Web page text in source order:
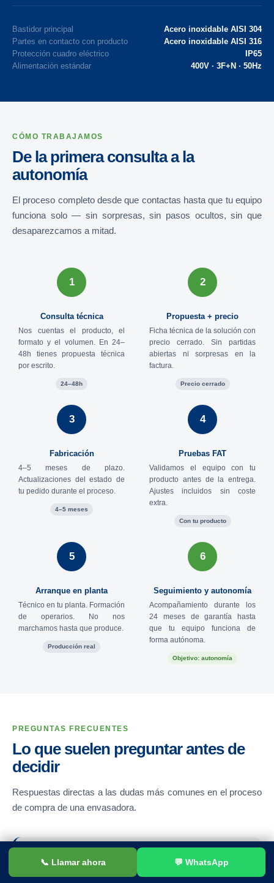
Bastidor principal
Acero inoxidable AISI 304
Partes en contacto con producto
Acero inoxidable AISI 316
Protección cuadro eléctrico
IP65
Alimentación estándar
400V · 3F+N · 50Hz
CÓMO TRABAJAMOS
De la primera consulta a la
autonomía
El proceso completo desde que contactas hasta que tu equipo
funciona solo — sin sorpresas, sin pasos ocultos, sin que
desaparezcamos a mitad.
1
Consulta técnica
Nos cuentas el producto, el
formato y el volumen. En 24–
48h tienes propuesta técnica
por escrito.
24–48h
2
Propuesta + precio
Ficha técnica de la solución con
precio cerrado. Sin partidas
abiertas ni sorpresas en la
factura.
Precio cerrado
3
Fabricación
4–5 meses de plazo.
Actualizaciones del estado de
tu pedido durante el proceso.
4–5 meses
4
Pruebas FAT
Validamos el equipo con tu
producto antes de la entrega.
Ajustes incluidos sin coste
extra.
Con tu producto
5
Arranque en planta
Técnico en tu planta. Formación
de operarios. No nos
marchamos hasta que produce.
Producción real
6
Seguimiento y autonomía
Acompañamiento durante los
24 meses de garantía hasta
que tu equipo funciona de
forma autónoma.
Objetivo: autonomía
PREGUNTAS FRECUENTES
Lo que suelen preguntar antes de
decidir
Respuestas directas a las dudas más comunes en el proceso
de compra de una envasadora.
¿Cuánto tiempo tarda en llegar la máquina?
El plazo habitual es de 4 a 5 meses desde la confirmación del
📞 Llamar ahora 💬 WhatsApp